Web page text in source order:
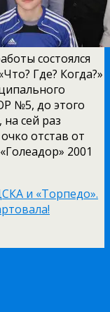
состоялся
Где? Когда?»
№5, до этого
сей раз
отстав от
2001
и «Торпедо».